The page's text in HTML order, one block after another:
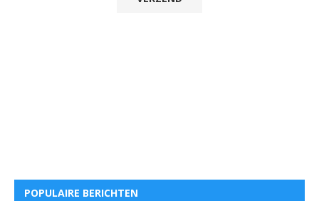
POPULAIRE BERICHTEN